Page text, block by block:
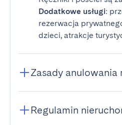
Dodatkowe usługi:
rezerwacja
dzieci, atrakcje
Zasady anulowania
Regulamin